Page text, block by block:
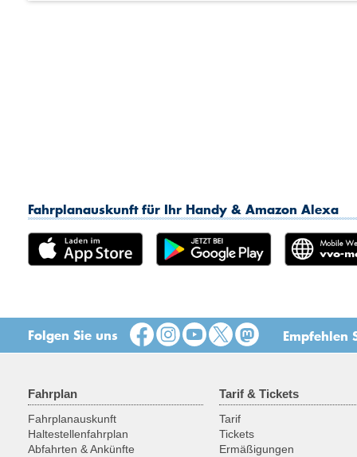
Fahrplanauskunft für Ihr Handy & Amazon Alexa
Folgen Sie uns Empfehlen
Fahrplan
Fahrplanauskunft
Haltestellenfahrplan
Abfahrten & Ankünfte
Tarif & Tickets
Tarif
Tickets
Ermäßigungen